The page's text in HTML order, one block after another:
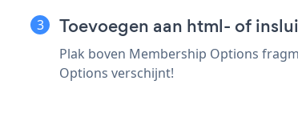
Toevoegen aan html- of
Plak boven Membership Options
Options verschijnt!